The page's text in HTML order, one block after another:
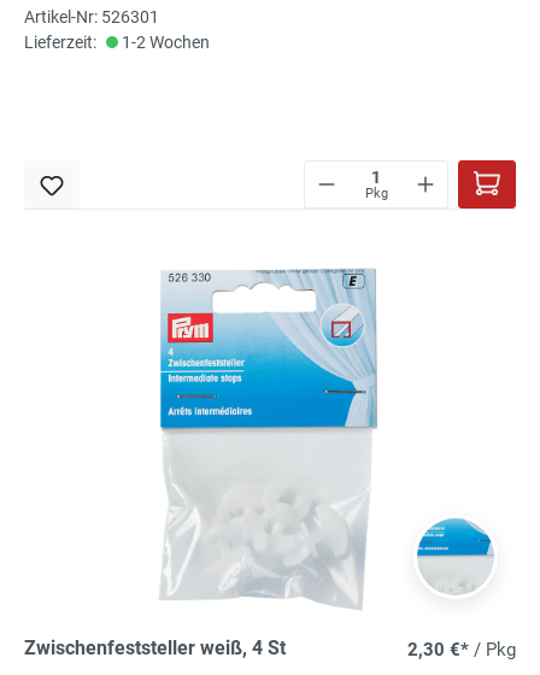
Artikel-Nr: 526301
Lieferzeit:
1-2 Wochen
Pkg
Zwischenfeststeller weiß, 4 St 2,30 €* / Pkg